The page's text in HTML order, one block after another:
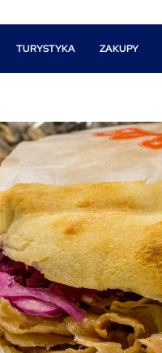
TURYSTYKA ZAKUPY